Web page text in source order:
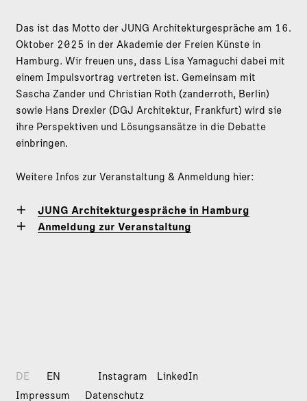
Das ist das Motto der JUNG Architekturgespräche am 16.
Oktober 2025 in der Akademie der Freien Künste in
Hamburg. Wir freuen uns, dass Lisa Yamaguchi dabei mit
einem Impulsvortrag vertreten ist. Gemeinsam mit
Sascha Zander und Christian Roth (zanderroth, Berlin)
sowie Hans Drexler (DGJ Architektur, Frankfurt) wird sie
ihre Perspektiven und Lösungsansätze in die Debatte
einbringen.
Weitere Infos zur Veranstaltung & Anmeldung hier:
JUNG Architekturgespräche in Hamburg
Anmeldung zur Veranstaltung
DE EN Instagram
LinkedIn
Impressum
Datenschutz